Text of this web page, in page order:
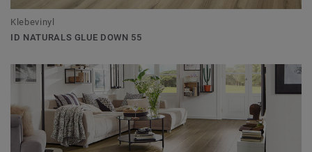
Klebevinyl
ID NATURALS GLUE DOWN 55